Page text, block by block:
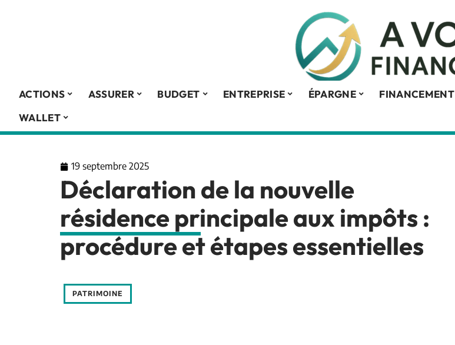
ACTIONS ASSURER BUDGET ENTREPRISE ÉPARGNE FINANCEMENT
WALLET
19 septembre 2025
Déclaration de la nouvelle
résidence principale aux impôts :
procédure et étapes essentielles
PATRIMOINE